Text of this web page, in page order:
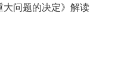
大问题的决定》解读